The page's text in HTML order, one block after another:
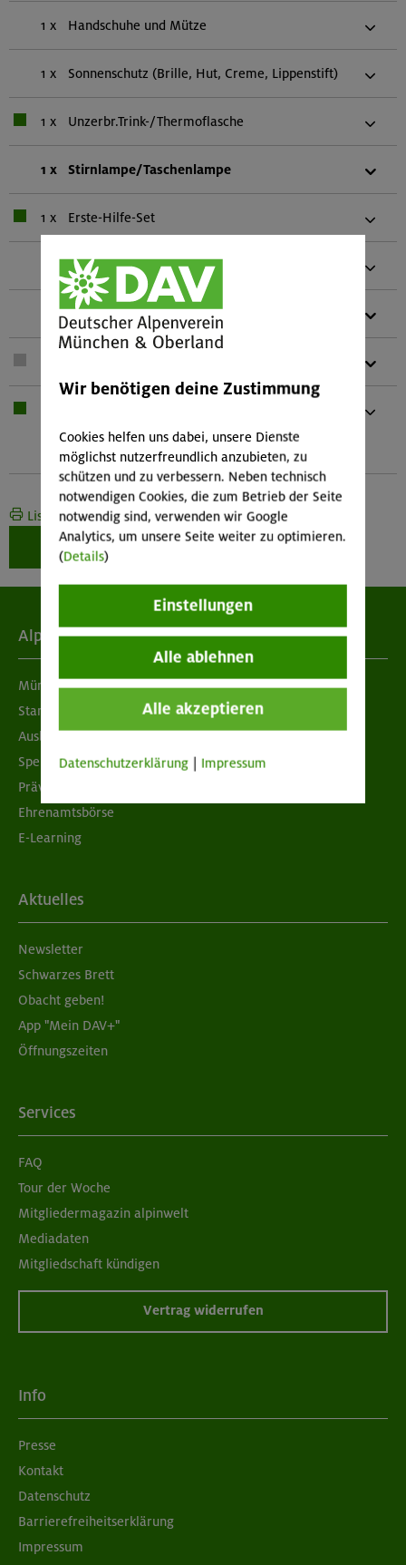
1 x Handschuhe und Mütze
1 x Sonnenschutz (Brille, Hut, Creme, Lippenstift)
1 x Unzerbr.Trink-/Thermoflasche
1 x Stirnlampe/Taschenlampe
1 x Erste-Hilfe-Set
Mobiltelefon
Biwaksack (einer pro zwei Personen)
Waschzeug
Und kleines Handtuch
Liste drucken
Weiter zur Buchung
Alpenverein
München & Oberland
Standorte
Ausbildung & Jobs
Spenden
Prävention sexualisierter Gewalt
Ehrenamtsbörse
E-Learning
Aktuelles
Newsletter
Schwarzes Brett
Obacht geben!
App "Mein DAV+"
Öffnungszeiten
Services
FAQ
Tour der Woche
Mitgliedermagazin alpinwelt
Mediadaten
Mitgliedschaft kündigen
Vertrag widerrufen
Info
Presse
Kontakt
Datenschutz
Barrierefreiheitserklärung
Impressum
Wir benötigen deine Zustimmung
Cookies helfen uns dabei, unsere Dienste
möglichst nutzerfreundlich anzubieten, zu
schützen und zu verbessern. Neben technisch
notwendigen Cookies, die zum Betrieb der Seite
notwendig sind, verwenden wir Google
Analytics, um unsere Seite weiter zu optimieren.
(Details)
Einstellungen
Alle ablehnen
Alle akzeptieren
Datenschutzerklärung Impressum